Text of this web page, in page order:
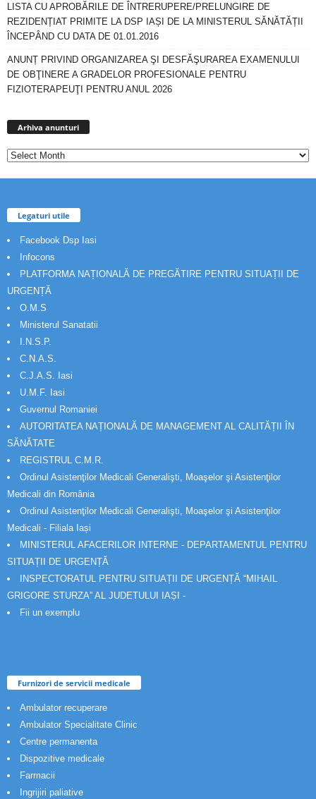
LISTA CU APROBĂRILE DE ÎNTRERUPERE/PRELUNGIRE DE
REZIDENȚIAT PRIMITE LA DSP IAȘI DE LA MINISTERUL SĂNĂTĂȚII
ÎNCEPÂND CU DATA DE 01.01.2016
ANUNȚ PRIVIND ORGANIZAREA ŞI DESFĂŞURAREA EXAMENULUI
DE OBŢINERE A GRADELOR PROFESIONALE PENTRU
FIZIOTERAPEUŢI PENTRU ANUL 2026
Arhiva anunturi
Legaturi utile
Facebook Dsp Iasi
Infocons
PLATFORMA NAȚIONALĂ DE PREGĂTIRE PENTRU SITUAȚII DE
URGENȚĂ
O.M.S
Ministerul Sanatatii
I.N.S.P.
C.N.A.S.
C.J.A.S. Iasi
U.M.F. Iasi
Guvernul Romaniei
AUTORITATEA NAȚIONALĂ DE MANAGEMENT AL CALITĂȚII ÎN
SĂNĂTATE
REGISTRUL C.M.R.
Ordinul Asistenţilor Medicali Generalişti, Moaşelor şi Asistenţilor
Medicali din România
Ordinul Asistenţilor Medicali Generalişti, Moaşelor şi Asistenţilor
Medicali - Filiala Iași
MINISTERUL AFACERILOR INTERNE - DEPARTAMENTUL PENTRU
SITUAȚII DE URGENȚĂ
INSPECTORATUL PENTRU SITUAȚII DE URGENȚĂ “MIHAIL
GRIGORE STURZA” AL JUDETULUI IAȘI -
Fii un exemplu
Furnizori de servicii medicale
Ambulator recuperare
Ambulator Specialitate Clinic
Centre permanenta
Dispozitive medicale
Farmacii
Ingrijiri paliative